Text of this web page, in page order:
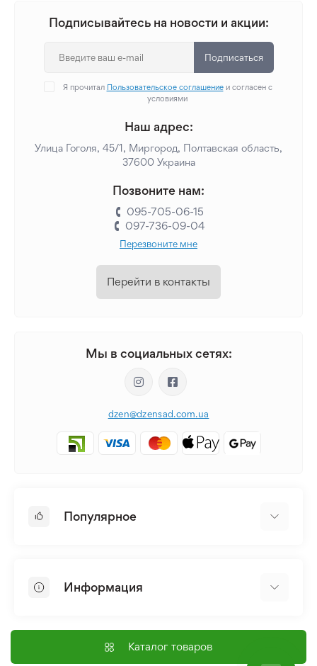
Подписывайтесь на новости и акции:
Подписаться
Я прочитал Пользовательское соглашениеи согласен с
условиями
Наш адрес:
Улица Гоголя, 45/1, Миргород, Полтавская область,
37600 Украина
Позвоните нам:
095-705-06-15
097-736-09-04
Перезвоните мне
Перейти в контакты
Мы в социальных сетях:
dzen@dzensad.com.ua
Популярное
Лилия
Семена
Информация
Доставка и оплата
Каталог товаров